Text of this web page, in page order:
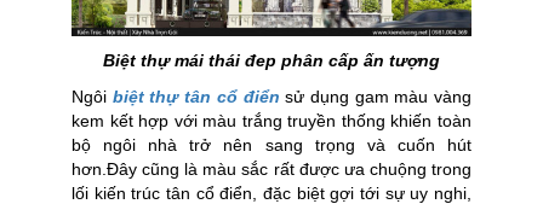
Biệt thự mái thái đep phân cấp ấn tượng
Ngôi biệt thự tân cổ điển sử dụng gam màu vàng
kem kết hợp với màu trắng truyền thống khiến toàn
bộ ngôi nhà trở nên sang trọng và cuốn hút
hơn.Đây cũng là màu sắc rất được ưa chuộng trong
lối kiến trúc tân cổ điển, đặc biệt gợi tới sự uy nghi,